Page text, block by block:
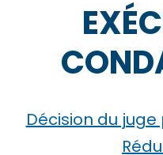
Décision du